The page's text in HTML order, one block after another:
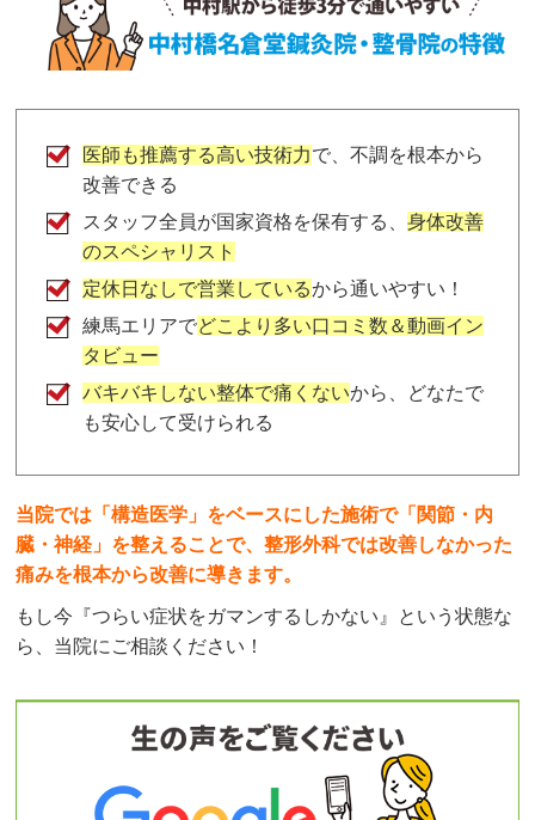
医師も推薦する高い技術力で、不調を根本から
改善できる
スタッフ全員が国家資格を保有する、身体改善
のスペシャリスト
定休日なしで営業しているから通いやすい！
練馬エリアでどこより多い口コミ数＆動画イン
タビュー
バキバキしない整体で痛くないから、どなたで
も安心して受けられる
当院では「構造医学」をベースにした施術で「関節・内
臓・神経」を整えることで、整形外科では改善しなかった
痛みを根本から改善に導きます。
もし今『つらい症状をガマンするしかない』という状態な
ら、当院にご相談ください！